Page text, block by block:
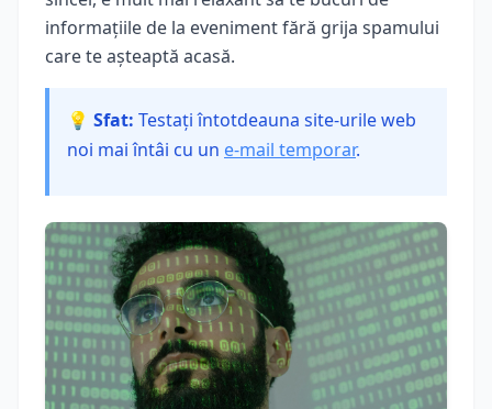
informațiile de la eveniment fără grija spamului
care te așteaptă acasă.
💡 Sfat: Testați întotdeauna site-urile web
noi mai întâi cu un e-mail temporar.